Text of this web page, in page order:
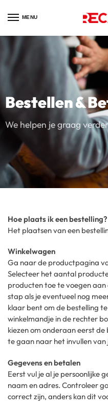
MENU
Bestellen &
We helpen je graag verder
Hoe plaats ik een bestelling?
Het plaatsen van een
Winkelwagen
Ga naar de productpagina
Selecteer het aantal
producten toe te voegen
stap als je eventueel nog
klaar bent om de bestelling
winkelmandje in de rechter
kiezen om onderaan eerst
te gaan naar het invullen van
Gegevens en betalen
Eerst vul je al je persoonlijke
naam en adres. Controleer
correct zijn, anders kan dit